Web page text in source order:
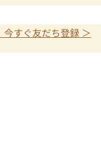
すぐ友だち登録 ＞